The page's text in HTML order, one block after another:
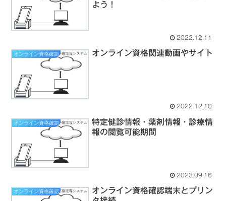
よう！
2022.12.11
オンライン資格確認 オンライン資格関連動画やサイト
2022.12.10
オンライン資格確認
特定健診情報・薬剤情報・診療情
報の閲覧可能期間
2023.09.16
オンライン資格確認
オンライン資格確認端末とプリン